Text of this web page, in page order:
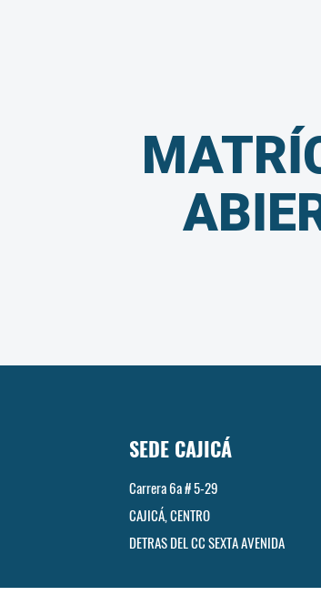
SEDE CAJICÁ
Carrera 6a # 5-29
CAJICÁ, CENTRO
DETRAS DEL CC SEXTA AVENIDA